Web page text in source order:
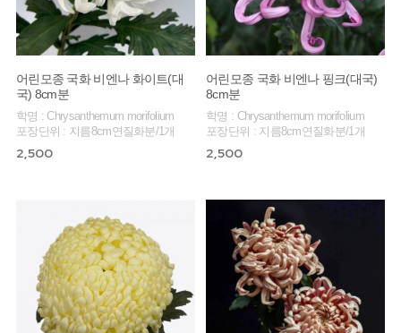
어린모종 국화 비엔나 화이트(대
국) 8cm분
학명 : Chrysanthemum morifolium
포장단위 : 지름8cm연질화분/1개
2,500
어린모종 국화 비엔나 핑크(대국)
8cm분
학명 : Chrysanthemum morifolium
포장단위 : 지름8cm연질화분/1개
2,500